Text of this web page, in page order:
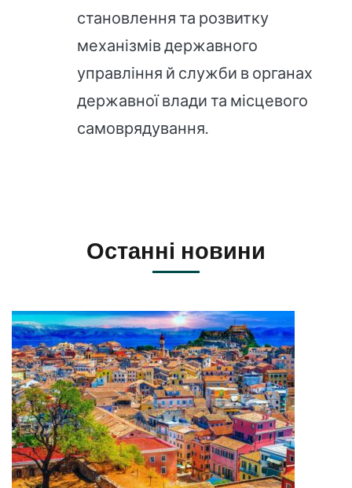
становлення та розвитку
механізмів державного
управління й служби в органах
державної влади та місцевого
самоврядування.
Останні новини